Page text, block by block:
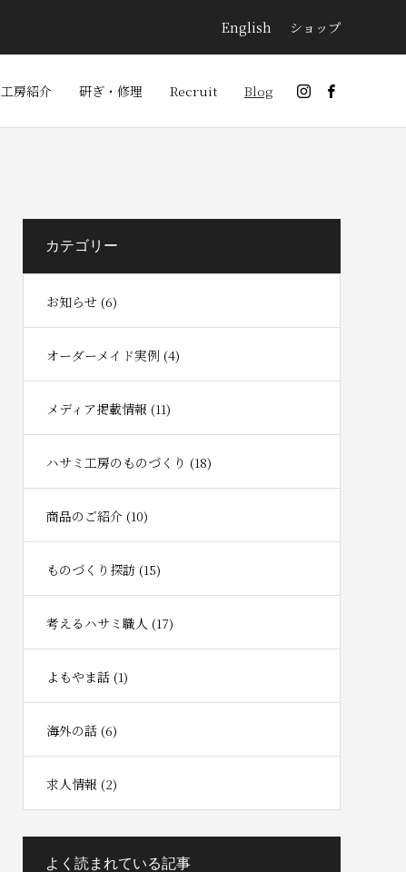
English ショップ
工房紹介 研ぎ・修理 Recruit Blog
カテゴリー
お知らせ (6)
オーダーメイド実例 (4)
メディア掲載情報 (11)
ハサミ工房のものづくり (18)
商品のご紹介 (10)
ものづくり探訪 (15)
考えるハサミ職人 (17)
よもやま話 (1)
海外の話 (6)
求人情報 (2)
よく読まれている記事